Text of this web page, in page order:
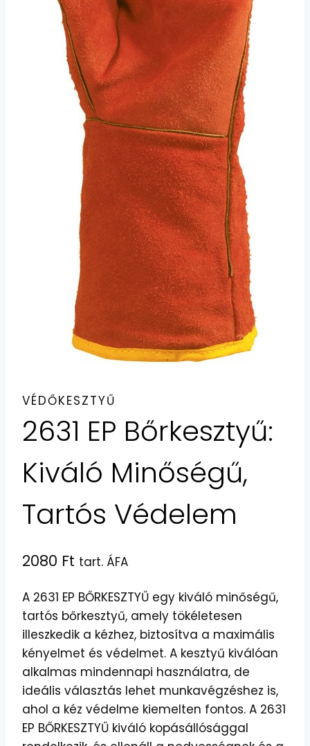
VÉDŐKESZTYŰ
2631 EP Bőrkesztyű:
Kiváló Minőségű,
Tartós Védelem
2080 Ft tart. ÁFA
A 2631 EP BŐRKESZTYŰ egy kiváló minőségű,
tartós bőrkesztyű, amely tökéletesen
illeszkedik a kézhez, biztosítva a maximális
kényelmet és védelmet. A kesztyű kiválóan
alkalmas mindennapi használatra, de
ideális választás lehet munkavégzéshez is,
ahol a kéz védelme kiemelten fontos. A 2631
EP BŐRKESZTYŰ kiváló kopásállósággal